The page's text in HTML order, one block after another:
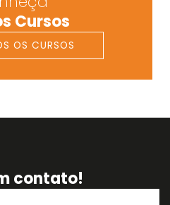
Cursos
OS CURSOS
contato!